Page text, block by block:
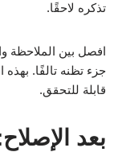
تذكره لاحقًا.
افصل بين الملاحظة
جزء تظنه تالفًا. بهذه
قابلة للتحقق.
بعد